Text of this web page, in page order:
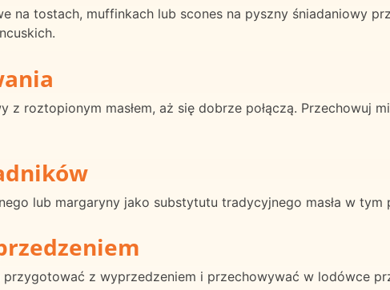
na tostach, muffinkach lub scones na pyszny śniadaniowy
z roztopionym masłem, aż się dobrze połączą. Przechowuj
lub margaryny jako substytutu tradycyjnego masła w tym
przygotować z wyprzedzeniem i przechowywać w lodówce